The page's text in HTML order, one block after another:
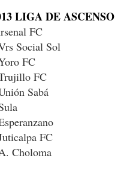
LIGA DE ASCENSO
FC
Social Sol
FC
FC
Sabá
FC
Choloma